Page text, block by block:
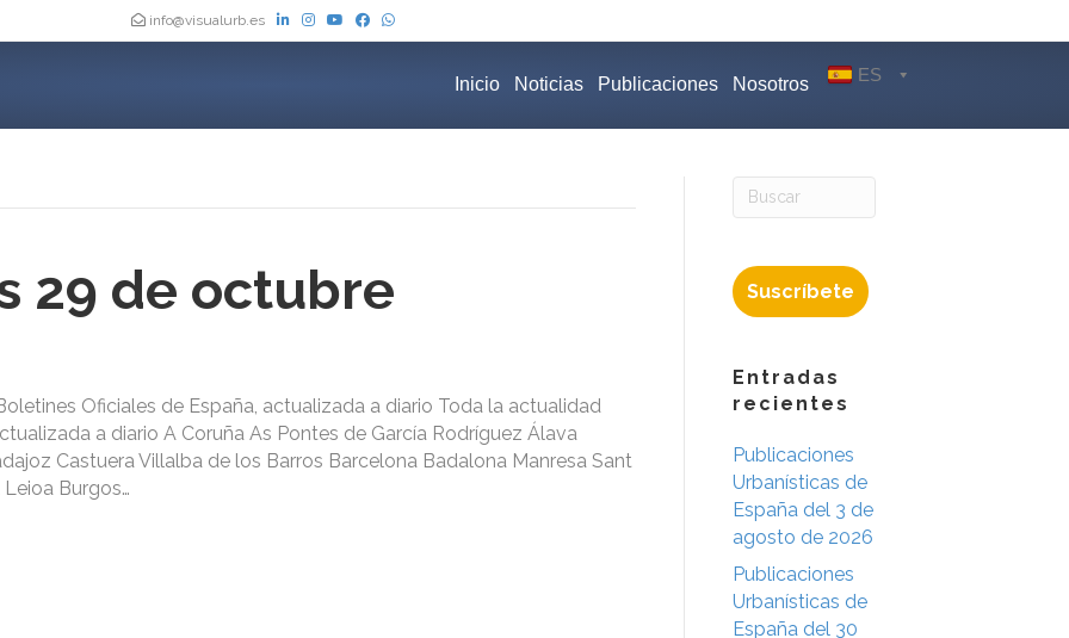
info@visualurb.es
Inicio Noticias Publicaciones Nosotros ES
29 de octubre
Oficiales de España, actualizada a diario Toda la actualidad
a diario A Coruña As Pontes de García Rodríguez Álava
Castuera Villalba de los Barros Barcelona Badalona Manresa Sant
Burgos…
Suscríbete
Entradas
recientes
Publicaciones
Urbanísticas de
España del 3 de
agosto de 2026
Publicaciones
Urbanísticas de
España del 30